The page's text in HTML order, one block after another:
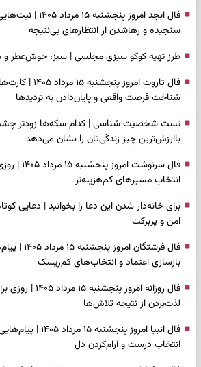
فال ابجد امروز
سنجیده و رهاشدن از انتظارهای بی‌نتیجه
طرز تهیه کوکو سبزی مجلسی | سبز، خوش‌عطر و
فال تاروت امروز
شناخت فرصت واقعی و پایان‌دادن به تردیدها
تست شخصیت شناسی | کدام سکه‌ها زودتر
باارزش‌ترین چیز زندگی‌تان را نشان می‌دهد
فال
انتخاب مسیرهای کم‌هزینه‌تر
برای خانه‌دار شدن این دعا را بخوانید | دعایی
امن و پربرکت
فال فرشتگان
بازسازی اعتماد و انتخاب‌های کم‌ریسک
فال روزانه امروز
لذت‌بردن از نتیجه تلاش‌ها
فال انبیا امروز
انتخاب درست و آرام‌کردن دل